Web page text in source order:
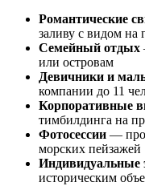
Романтические
заливу с видом на
Семейный отдых
или островам
Девичники и
компании до 11
Корпоративные
тимбилдинга на
Фотосессии —
морских пейзажей
Индивидуальные
историческим